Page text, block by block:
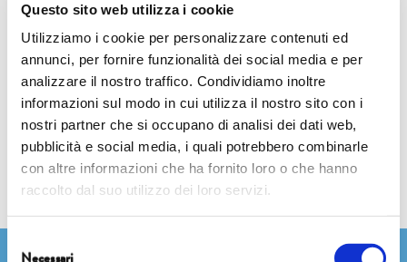
Questo sito web utilizza i cookie
Utilizziamo i cookie per personalizzare contenuti ed
annunci, per fornire funzionalità dei social media e per
analizzare il nostro traffico. Condividiamo inoltre
informazioni sul modo in cui utilizza il nostro sito con i
nostri partner che si occupano di analisi dei dati web,
pubblicità e social media, i quali potrebbero combinarle
con altre informazioni che ha fornito loro o che hanno
raccolto dal suo utilizzo dei loro servizi.
Necessari
Eventi